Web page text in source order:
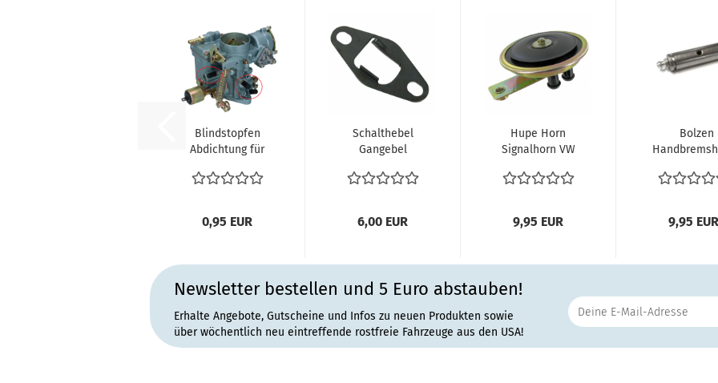
Blindstopfen
Abdichtung für
VW Käfer...
0,95 EUR
Schalthebel
Gangebel
unten VW Bus
6,00 EUR
Hupe Horn
Signalhorn VW
T2 T2b
9,95 EUR
Bolzen
9,95 EUR
Newsletter bestellen und 5 Euro abstauben!
Erhalte Angebote, Gutscheine und Infos zu neuen Produkten sowie
über wöchentlich neu eintreffende rostfreie Fahrzeuge aus den USA!